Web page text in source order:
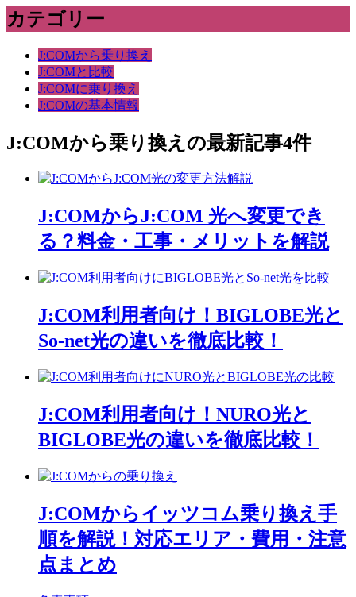
カテゴリー
J:COMから乗り換え
J:COMと比較
J:COMに乗り換え
J:COMの基本情報
J:COMから乗り換え の最新記事4件
J:COMからJ:COM 光へ変更でき
る？料金・工事・メリットを解説
J:COM利用者向け！BIGLOBE光と
So-net光の違いを徹底比較！
J:COM利用者向け！NURO光と
BIGLOBE光の違いを徹底比較！
J:COMからイッツコム乗り換え手
順を解説！対応エリア・費用・注意
点まとめ